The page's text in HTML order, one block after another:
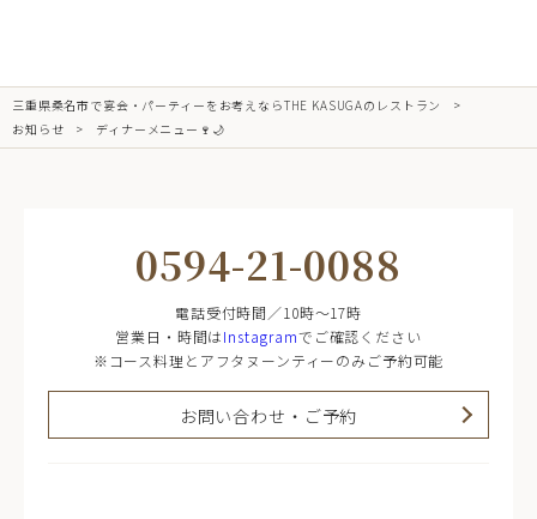
三重県桑名市で宴会・パーティーをお考えならTHE KASUGAのレストラン
お知らせ
ディナーメニュー🍷🌙
0594-21-0088
電話受付時間／10時～17時
営業日・時間はInstagramでご確認ください
※コース料理とアフタヌーンティーのみご予約可能
お問い合わせ・ご予約